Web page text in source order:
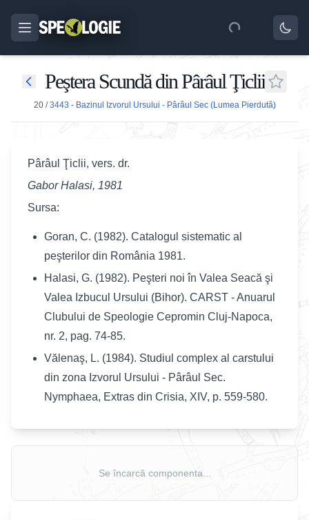
Peştera Scundă din Pârâul Ţiclii
20/3443 - Bazinul Izvorul Ursului - Pârâul Sec (Lumea Pierdută)
Pârâul Ţiclii, vers. dr.
Gabor Halasi, 1981
Sursa:
Goran, C. (1982). Catalogul sistematic al
peşterilor din România 1981.
Halasi, G. (1982). Peşteri noi în Valea Seacă şi
Valea Izbucul Ursului (Bihor). CARST - Anuarul
Clubului de Speologie Cepromin Cluj-Napoca,
nr. 2, pag. 74-85.
Vălenaş, L. (1984). Studiul complex al carstului
din zona Izvorul Ursului - Pârâul Sec.
Nymphaea, Extras din Crisia, XIV, p. 559-580.
Se încarcă componenta...